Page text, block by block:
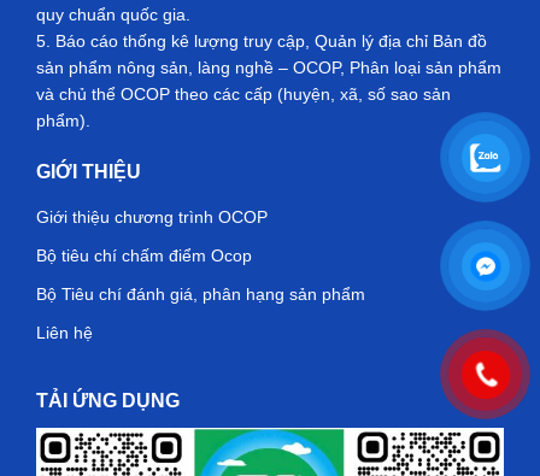
quy chuẩn quốc gia.
5. Báo cáo thống kê lượng truy cập, Quản lý địa chỉ Bản đồ
sản phẩm nông sản, làng nghề – OCOP, Phân loại sản phẩm
và chủ thể OCOP theo các cấp (huyện, xã, số sao sản
phẩm).
GIỚI THIỆU
Giới thiệu chương trình OCOP
Bộ tiêu chí chấm điểm Ocop
Bộ Tiêu chí đánh giá, phân hạng sản phẩm
Liên hệ
TẢI ỨNG DỤNG